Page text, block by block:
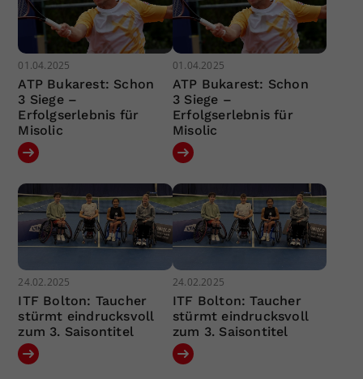
01.04.2025
ATP Bukarest: Schon
3 Siege –
Erfolgserlebnis für
Misolic
01.04.2025
ATP Bukarest: Schon
3 Siege –
Erfolgserlebnis für
Misolic
24.02.2025
ITF Bolton: Taucher
stürmt eindrucksvoll
zum 3. Saisontitel
24.02.2025
ITF Bolton: Taucher
stürmt eindrucksvoll
zum 3. Saisontitel